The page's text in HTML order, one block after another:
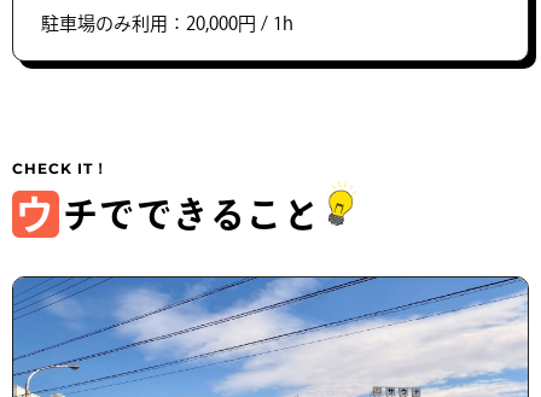
駐車場のみ利用：20,000円 / 1h
ウ チでできること